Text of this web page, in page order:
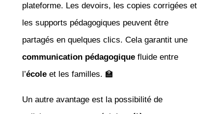
plateforme. Les devoirs, les copies corrigées et
les supports pédagogiques peuvent être
partagés en quelques clics. Cela garantit une
communication pédagogiquefluide entre
l’écoleet les familles. 🏫
Un autre avantage est la possibilité de